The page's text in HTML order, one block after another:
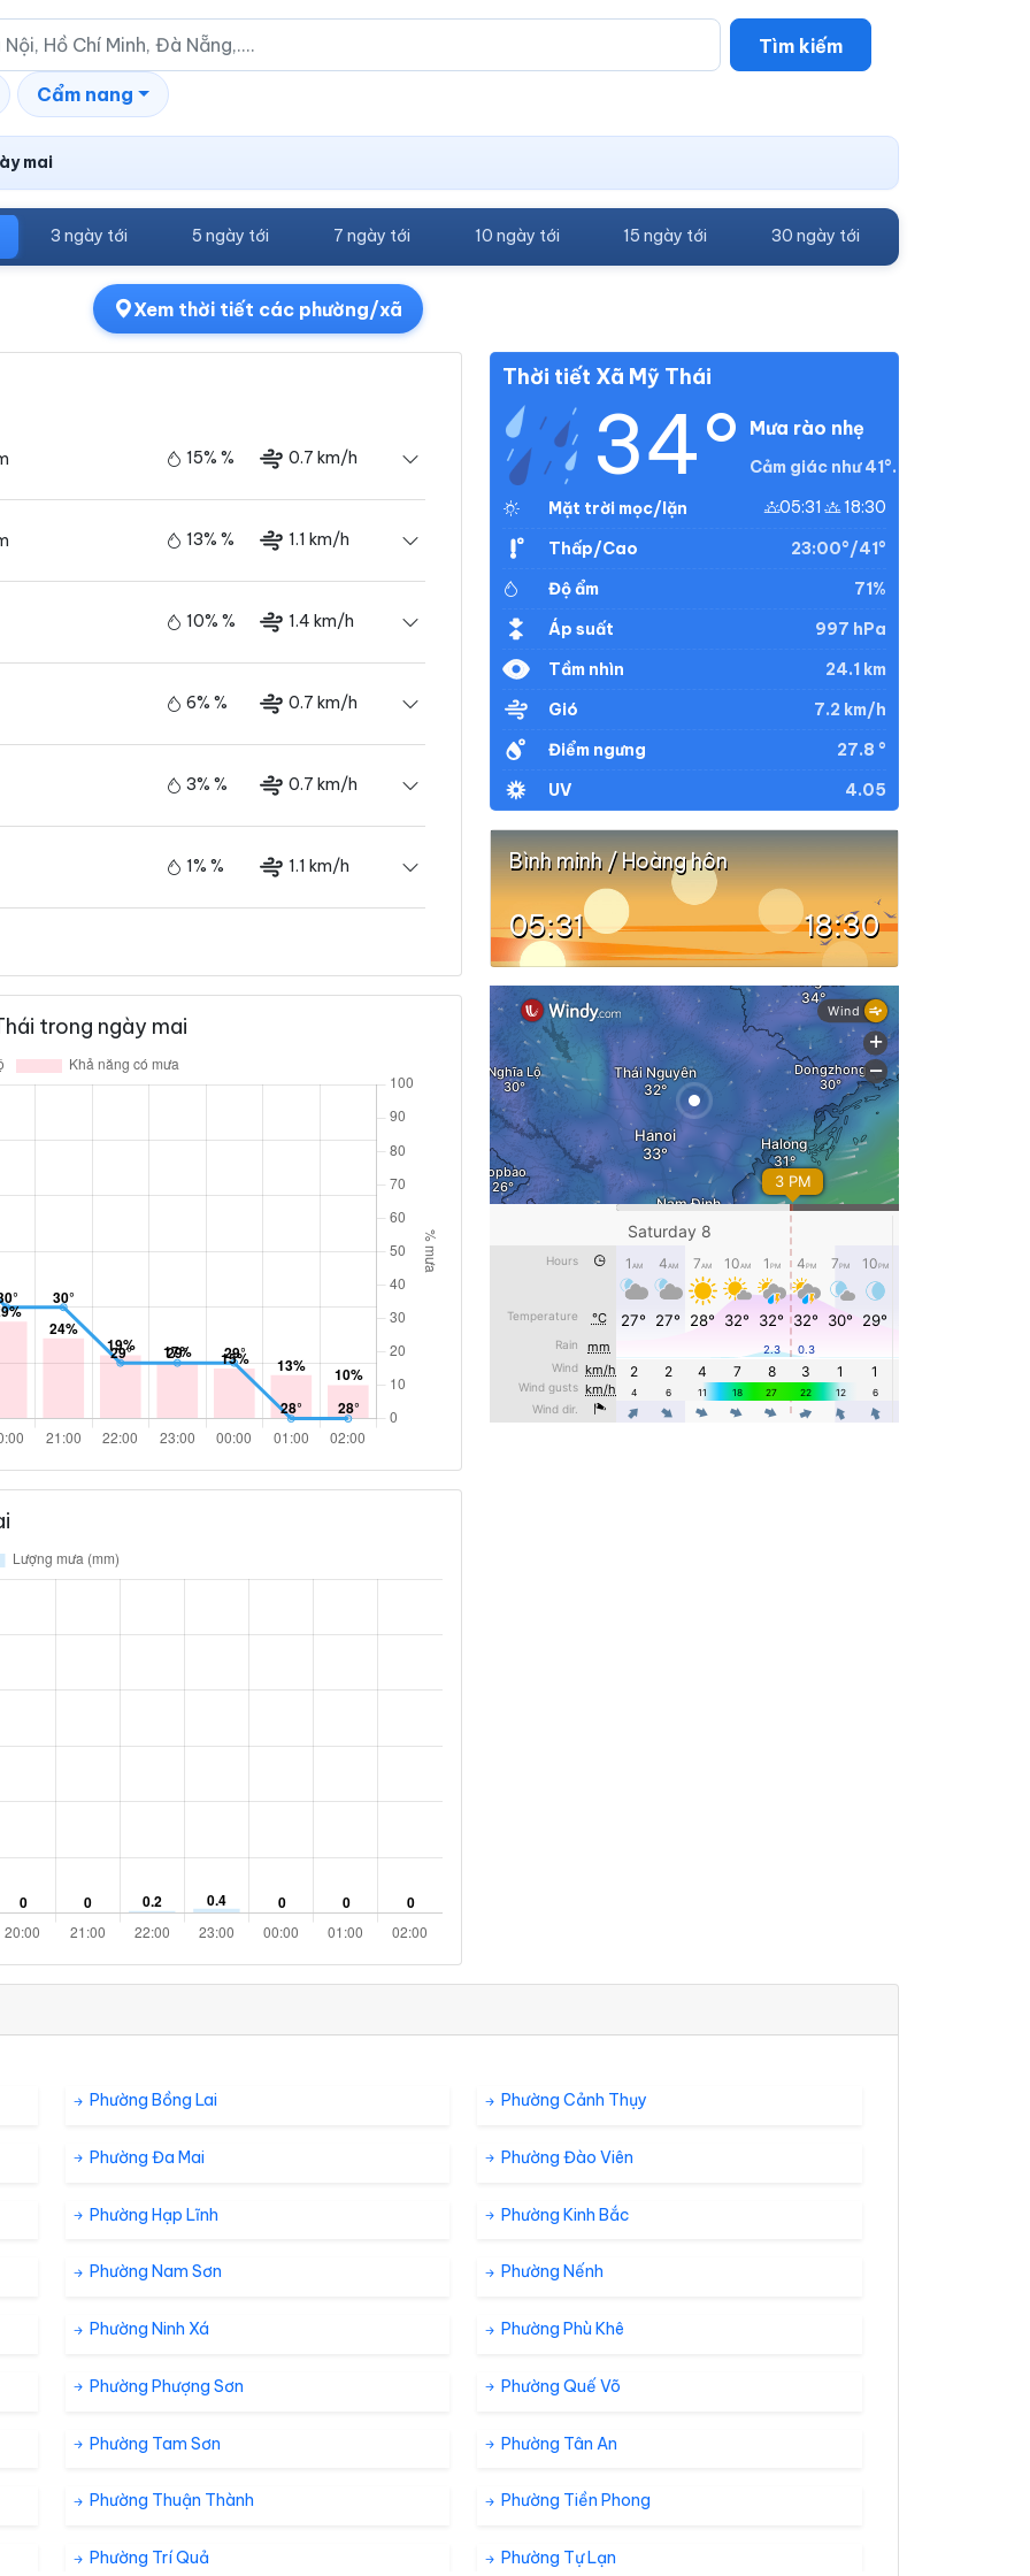
Tìm kiếm
Cẩm nang
mai
3 ngày tới 5 ngày tới 7 ngày tới 10 ngày tới 15 ngày tới 30 ngày tới
Xem thời tiết các phường/xã
15% % 0.7 km/h
13% % 1.1 km/h
10% % 1.4 km/h
6% % 0.7 km/h
3% % 0.7 km/h
1% % 1.1 km/h
9% % 6.5 km/h
15% % 10.1 km/h
16% % 7.9 km/h
3% % 1.4 km/h
5% %
23% %
trong ngày mai
Thời tiết Xã Mỹ Thái
34° Mưa rào nhẹ
Cảm giác như 41°.
Mặt trời mọc/lặn
05:31 18:30
Thấp/Cao
23:00°/41°
Độ ẩm
71%
Áp suất
997 hPa
Tầm nhìn
24.1 km
Gió
7.2 km/h
Điểm ngưng
27.8 °
UV
4.05
Bình minh / Hoàng hôn
05:31 18:30
Phường Bồng Lai Phường Cảnh Thụy
Phường Đa Mai Phường Đào Viên
Phường Hạp Lĩnh Phường Kinh Bắc
Phường Nam Sơn Phường Nếnh
Phường Ninh Xá Phường Phù Khê
Phường Phượng Sơn Phường Quế Võ
Phường Tam Sơn Phường Tân An
Phường Thuận Thành Phường Tiền Phong
Phường Trí Quả Phường Tự Lạn